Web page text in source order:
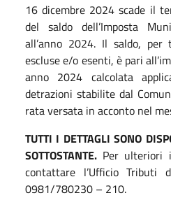
16 dicembre 2024 scade il
del saldo dell’Imposta
all’anno 2024. Il saldo,
escluse e/o esenti, è pari
anno 2024 calcolata
detrazioni stabilite dal
rata versata in acconto nel
TUTTI I DETTAGLI SONO
SOTTOSTANTE. Per ulteriori
contattare l’Ufficio Tributi
0981/780230 – 210.